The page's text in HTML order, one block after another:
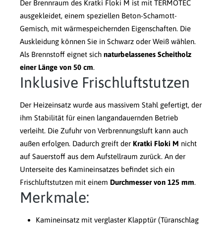
Der Brennraum des Kratki Floki M ist mit TERMOTEC
ausgekleidet, einem speziellen Beton-Schamott-
Gemisch, mit wärmespeichernden Eigenschaften. Die
Auskleidung können Sie in Schwarz oder Weiß wählen.
Als Brennstoff eignet sich naturbelassenes Scheitholz
einer Länge von 50 cm.
Inklusive Frischluftstutzen
Der Heizeinsatz wurde aus massivem Stahl gefertigt, der
ihm Stabilität für einen langandauernden Betrieb
verleiht. Die Zufuhr von Verbrennungsluft kann auch
außen erfolgen. Dadurch greift der Kratki Floki M nicht
auf Sauerstoff aus dem Aufstellraum zurück. An der
Unterseite des Kamineinsatzes befindet sich ein
Frischluftstutzen mit einem Durchmesser von 125 mm.
Merkmale:
Kamineinsatz mit verglaster Klapptür (Türanschlag